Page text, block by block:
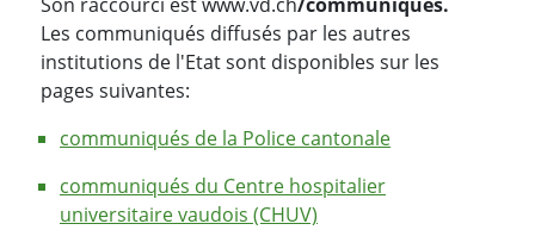
Les communiqués diffusés par les autres
institutions de l'Etat sont disponibles sur les
pages suivantes:
communiqués de la Police cantonale
communiqués du Centre hospitalier
universitaire vaudois (CHUV)